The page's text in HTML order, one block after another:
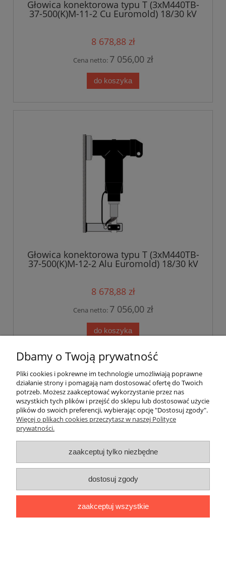
Głowica konektorowa typu T (3xM440TB-
37-500(K)M-11-2 Cu Euromold) 18/30 kV
8 678,88 zł
Cena netto: 7 056,00 zł
do koszyka
Głowica konektorowa typu T (3xM440TB-
37-500(K)M-12-2 Alu Euromold) 18/30 kV
8 678,88 zł
Cena netto: 7 056,00 zł
do koszyka
Głowica konektorowa typu T (3xM440TB-
37-630(K)M-11-2 Cu Euromold) 18/30 kV
Dbamy o Twoją prywatność
Pliki cookies i pokrewne im technologie umożliwiają poprawne
działanie strony i pomagają nam dostosować ofertę do Twoich
potrzeb. Możesz zaakceptować wykorzystanie przez nas
wszystkich tych plików i przejść do sklepu lub dostosować użycie
plików do swoich preferencji, wybierając opcję "Dostosuj zgody".
Więcej o plikach cookies przeczytasz w naszej Polityce
prywatności.
zaakceptuj tylko niezbędne
dostosuj zgody
zaakceptuj wszystkie